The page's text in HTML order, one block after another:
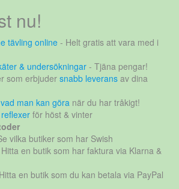
nu!
tävling online- Helt gratis att vara med i
& undersökningar - Tjäna pengar!
som erbjuder snabb leverans av dina
vad man kan göra när du har tråkigt!
för höst & vinter
vilka butiker som har Swish
en butik som har faktura via Klarna &
en butik som du kan betala via PayPal